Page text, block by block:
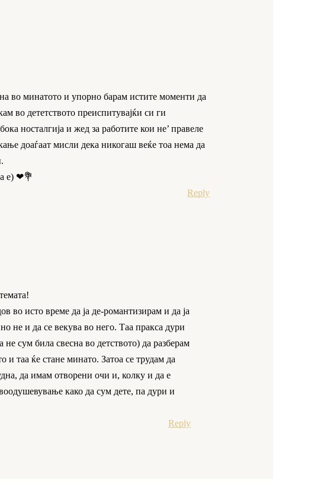
во минатото и упорно барам истите моменти да
во дететството преиспитувајќи си ги
носталгија и жед за работите кои не’ правеле
доаѓаат мисли дека никогаш веќе тоа нема да
е) ❤💐
Reply
во исто време да ја де-романтизирам и да ја
не и да се векува во него. Таа пракса дури
сум била свесна во детството) да разберам
таа ќе стане минато. Затоа се трудам да
да имам отворени очи и, колку и да е
како да сум дете, па дури и
Reply